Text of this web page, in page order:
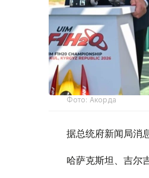
Фото: Акорда
据总统府新闻局消
哈萨克斯坦、吉尔